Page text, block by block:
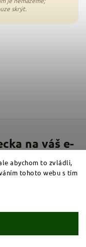
abychom to zvládli,
tohoto webu s tím
zasílat informace o
e-shopu.